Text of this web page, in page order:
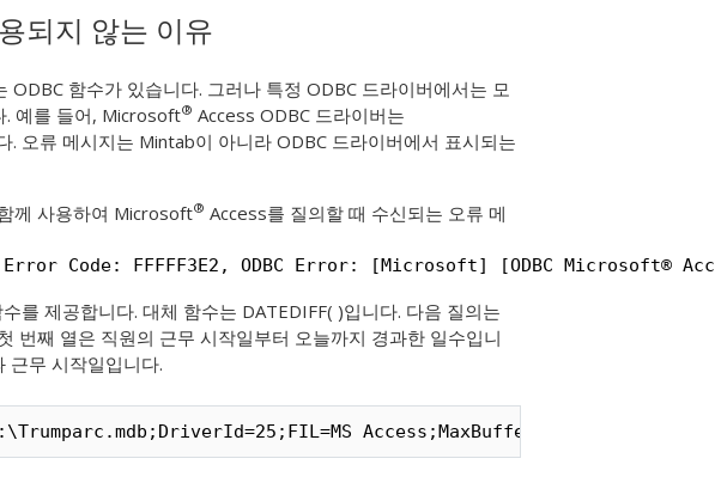
되지 않는 이유
함수가 있습니다. 그러나 특정 ODBC 드라이버에서는 모
. 예를 들어, Microsoft® Access ODBC 드라이버는
. 오류 메시지는 Mintab이 아니라 ODBC 드라이버에서 표시되는
께 사용하여 Microsoft® Access를 질의할 때 수신되는 오류 메
Code: FFFFF3E2, ODBC Error: [Microsoft] [ODBC Microsoft®
를 제공합니다. 대체 함수는 DATEDIFF( )입니다. 다음 질의는
번째 열은 직원의 근무 시작일부터 오늘까지 경과한 일수입니
근무 시작일입니다.